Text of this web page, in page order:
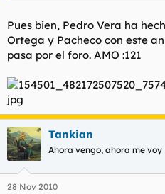
pues cada vez que lo veo me
en mi mente aparecen dos
tía que se busque la vida y en la
Kinder con la condición de ir al
Pues bien, Pedro Vera ha
Ortega y Pacheco con este
pasa por el foro. AMO :121
Tankian
Ahora vengo, ahora me voy
28 Nov 2010